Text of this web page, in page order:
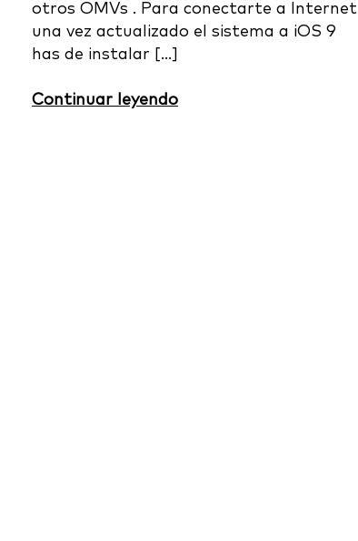
otros OMVs . Para conectarte a Internet
una vez actualizado el sistema a iOS 9
has de instalar […]
Continuar leyendo